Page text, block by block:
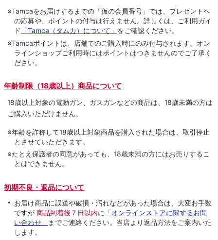
※Tamcaをお届けするまでの「仮の会員番号」では、プレゼントへ
の応募や、ポイントの付与は⾏えません。詳しくは、ご利⽤ガイ
ド 「Tamca（タムカ）について」 をご確認ください。
※Tamcaポイントは、店舗でのご購⼊時にのみ付与されます。オン
ラインショップご利用時にはポイントはつきませんのでご了承く
ださい。
年齢制限（18歳以上）商品について
18歳以上対象の電動ガン、ガスガンなどの商品は、18歳未満の方は
ご購入いただけません。
※年齢を詐称して18歳以上対象商品を購入された場合は、取引停止
とさせていただきます。
※たとえ保護者の同意があっても、18歳未満の方にはお売りするこ
とはできません。
初期不良・返品について
お届け商品に誤送や破損・汚れなどがあった場合は、大変お手数
ですが 商品到着後７日以内に 「オンラインストアに関するお問
い合わせ」
までご連絡ください。当店より返品方法をご案内いた
します。